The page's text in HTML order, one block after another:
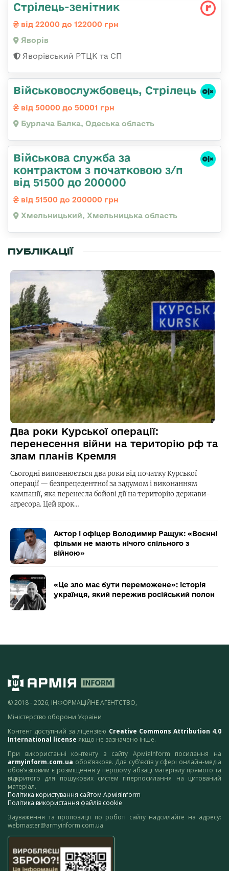
Стрілець-зенітник
від 22000 до 122000 грн
Яворів
Яворівський РТЦК та СП
Військовослужбовець, Стрілець
від 50000 до 50001 грн
Бурлача Балка, Одеська область
Військова служба за
контрактом з початковою з/п
від 51500 до 200000
від 51500 до 200000 грн
Хмельницький, Хмельницька область
ПУБЛІКАЦІЇ
Два роки Курської операції:
перенесення війни на територію рф та
злам планів Кремля
Сьогодні виповнюється два роки від початку Курської
операції — безпрецедентної за задумом і виконанням
кампанії, яка перенесла бойові дії на територію держави-
агресора. Цей крок…
Актор і офіцер Володимир Ращук: «Воєнні
фільми не мають нічого спільного з
війною»
«Це зло має бути переможене»: історія
українця, який пережив російський полон
© 2018 - 2026, ІНФОРМАЦІЙНЕ АГЕНТСТВО,
Міністерство оборони України
Контент доступний за ліцензією Creative Commons Attribution 4.0
International license якщо не зазначено інше.
При використанні контенту з сайту АрміяInform посилання на
armyinform.com.ua обов’язкове. Для суб’єктів у сфері онлайн-медіа
обов’язковим є розміщення у першому абзаці матеріалу прямого та
відкритого для пошукових систем гіперпосилання на цитований
матеріал.
Політика користування сайтом АрміяInform
Політика використання файлів cookie
Зауваження та пропозиції по роботі сайту надсилайте на адресу:
webmaster@armyinform.com.ua